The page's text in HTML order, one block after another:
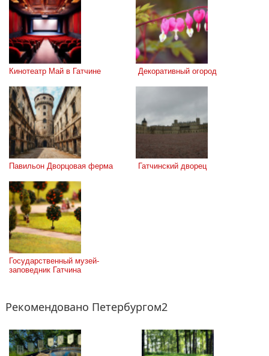
Кинотеатр Май в Гатчине Декоративный огород
Павильон Дворцовая ферма Гатчинский дворец
Государственный музей-
заповедник Гатчина
Рекомендовано Петербургом2